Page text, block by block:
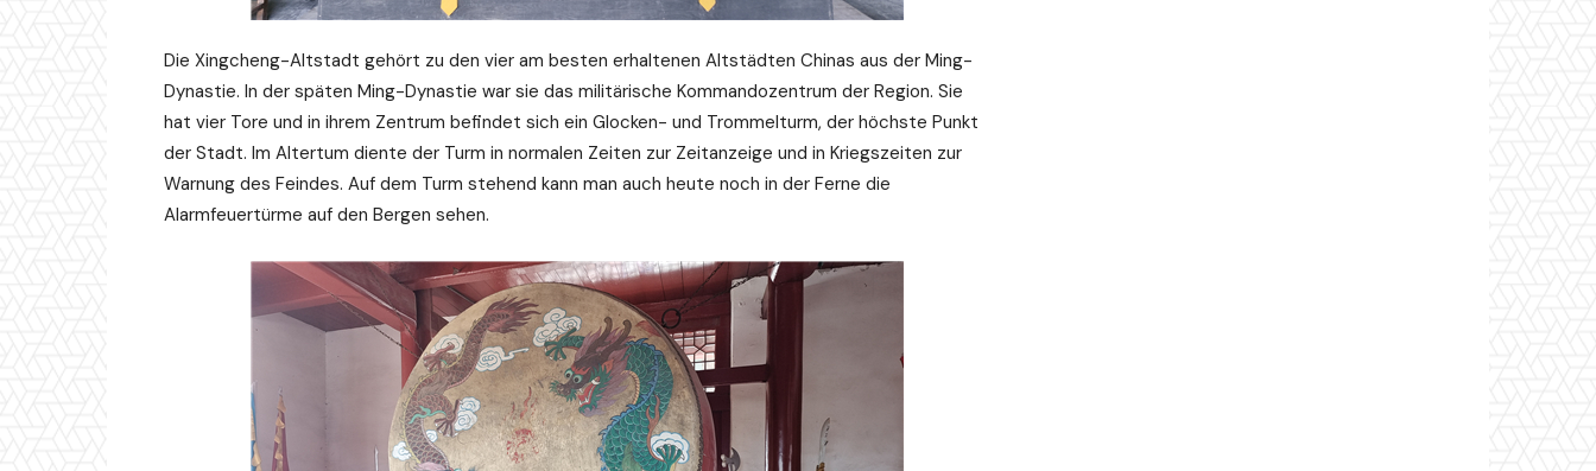
Die Xingcheng-Altstadt gehört zu den vier am besten erhaltenen Altstädten Chinas aus der Ming-
Dynastie. In der späten Ming-Dynastie war sie das militärische Kommandozentrum der Region. Sie
hat vier Tore und in ihrem Zentrum befindet sich ein Glocken- und Trommelturm, der höchste Punkt
der Stadt. Im Altertum diente der Turm in normalen Zeiten zur Zeitanzeige und in Kriegszeiten zur
Warnung des Feindes. Auf dem Turm stehend kann man auch heute noch in der Ferne die
Alarmfeuertürme auf den Bergen sehen.